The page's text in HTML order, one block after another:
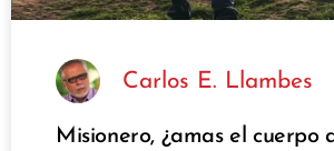
Carlos E. Llambes
Misionero, ¿amas el cuerpo